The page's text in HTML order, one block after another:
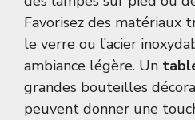
Favorisez des matériaux
le verre ou l’acier
ambiance légère. Un
grandes bouteilles
peuvent donner une